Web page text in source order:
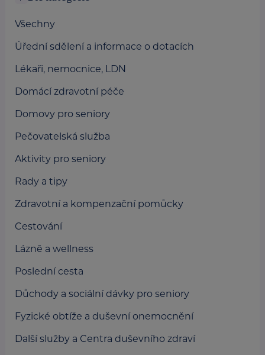
Všechny
Úřední sdělení a informace o dotacích
Lékaři, nemocnice, LDN
Domácí zdravotní péče
Domovy pro seniory
Pečovatelská služba
Aktivity pro seniory
Rady a tipy
Zdravotní a kompenzační pomůcky
Cestování
Lázně a wellness
Poslední cesta
Důchody a sociální dávky pro seniory
Fyzické obtíže a duševní onemocnění
Další služby a Centra duševního zdraví